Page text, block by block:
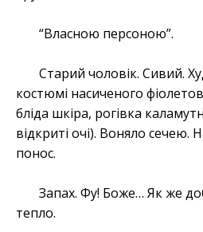
“Власною персоною”.
Старий чоловік. Сивий.
костюмі насиченого
бліда шкіра, рогівка
відкриті очі). Воняло сечею.
понос.
Запах. Фу! Боже… Як же
тепло.